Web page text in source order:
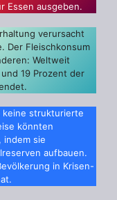
Essen ausgeben.
verursacht
Der Fleischkonsum
Weltweit
19 Prozent der
keine strukturierte
könnten
indem sie
aufbauen.
in Krisen-